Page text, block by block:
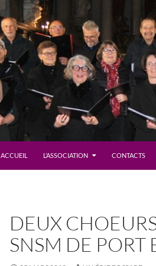
ACCUEIL L’ASSOCIATION CONTACTS
DEUX
SNSM DE PORT